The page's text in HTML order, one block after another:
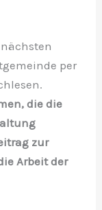
per
die die
zur
Arbeit der